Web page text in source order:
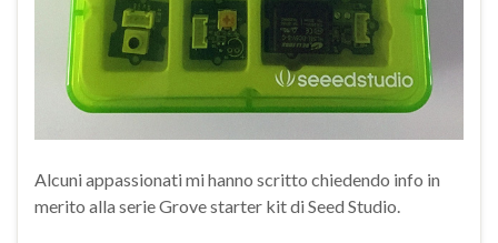
Alcuni appassionati mi hanno scritto chiedendo info in
merito alla serie Grove starter kit di Seed Studio.